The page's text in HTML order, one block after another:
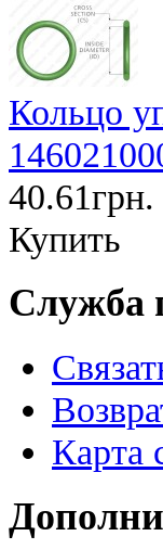
Кольцо
40.61грн.
Купить
Служба
Карта